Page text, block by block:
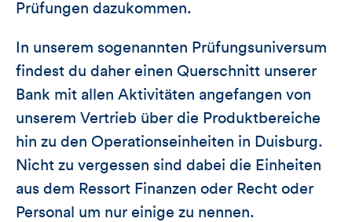
Prüfungen dazukommen.
In unserem sogenannten Prüfungsuniversum
findest du daher einen Querschnitt unserer
Bank mit allen Aktivitäten angefangen von
unserem Vertrieb über die Produktbereiche
hin zu den Operationseinheiten in Duisburg.
Nicht zu vergessen sind dabei die Einheiten
aus dem Ressort Finanzen oder Recht oder
Personal um nur einige zu nennen.